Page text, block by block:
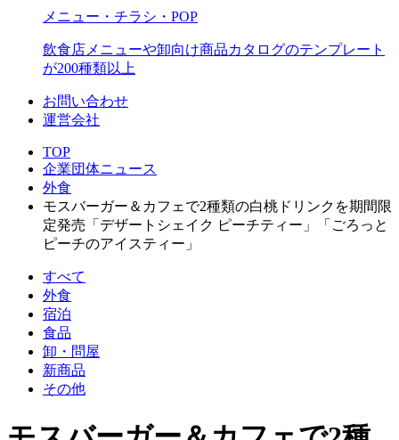
メニュー・チラシ・POP
飲食店メニューや卸向け商品カタログのテンプレート
が200種類以上
お問い合わせ
運営会社
TOP
企業団体ニュース
外食
モスバーガー＆カフェで2種類の白桃ドリンクを期間限
定発売「デザートシェイク ピーチティー」「ごろっと
ピーチのアイスティー」
すべて
外食
宿泊
食品
卸・問屋
新商品
その他